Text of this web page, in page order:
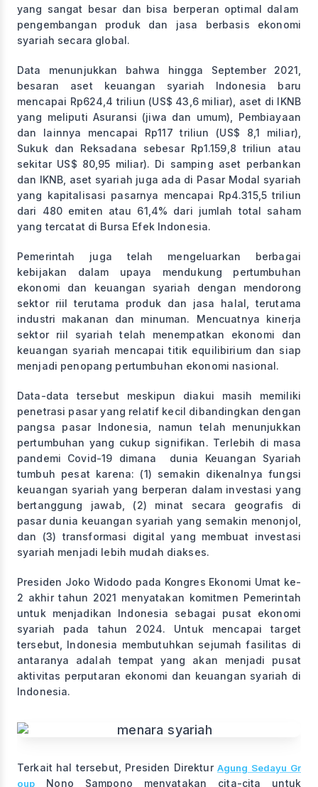
yang sangat besar dan bisa berperan optimal dalam
pengembangan produk dan jasa berbasis ekonomi
syariah secara global.
Data menunjukkan bahwa hingga September 2021,
besaran aset keuangan syariah Indonesia baru
mencapai Rp624,4 triliun (US$ 43,6 miliar), aset di IKNB
yang meliputi Asuransi (jiwa dan umum), Pembiayaan
dan lainnya mencapai Rp117 triliun (US$ 8,1 miliar),
Sukuk dan Reksadana sebesar Rp1.159,8 triliun atau
sekitar US$ 80,95 miliar). Di samping aset perbankan
dan IKNB, aset syariah juga ada di Pasar Modal syariah
yang kapitalisasi pasarnya mencapai Rp4.315,5 triliun
dari 480 emiten atau 61,4% dari jumlah total saham
yang tercatat di Bursa Efek Indonesia.
Pemerintah juga telah mengeluarkan berbagai
kebijakan dalam upaya mendukung pertumbuhan
ekonomi dan keuangan syariah dengan mendorong
sektor riil terutama produk dan jasa halal, terutama
industri makanan dan minuman. Mencuatnya kinerja
sektor riil syariah telah menempatkan ekonomi dan
keuangan syariah mencapai titik equilibirium dan siap
menjadi penopang pertumbuhan ekonomi nasional.
Data-data tersebut meskipun diakui masih memiliki
penetrasi pasar yang relatif kecil dibandingkan dengan
pangsa pasar Indonesia, namun telah menunjukkan
pertumbuhan yang cukup signifikan. Terlebih di masa
pandemi Covid-19 dimana dunia Keuangan Syariah
tumbuh pesat karena: (1) semakin dikenalnya fungsi
keuangan syariah yang berperan dalam investasi yang
bertanggung jawab, (2) minat secara geografis di
pasar dunia keuangan syariah yang semakin menonjol,
dan (3) transformasi digital yang membuat investasi
syariah menjadi lebih mudah diakses.
Presiden Joko Widodo pada Kongres Ekonomi Umat ke-
2 akhir tahun 2021 menyatakan komitmen Pemerintah
untuk menjadikan Indonesia sebagai pusat ekonomi
syariah pada tahun 2024. Untuk mencapai target
tersebut, Indonesia membutuhkan sejumah fasilitas di
antaranya adalah tempat yang akan menjadi pusat
aktivitas perputaran ekonomi dan keuangan syariah di
Indonesia.
Terkait hal tersebut, Presiden Direktur Agung Sedayu Gr
oup Nono Sampono menyatakan cita-cita untuk